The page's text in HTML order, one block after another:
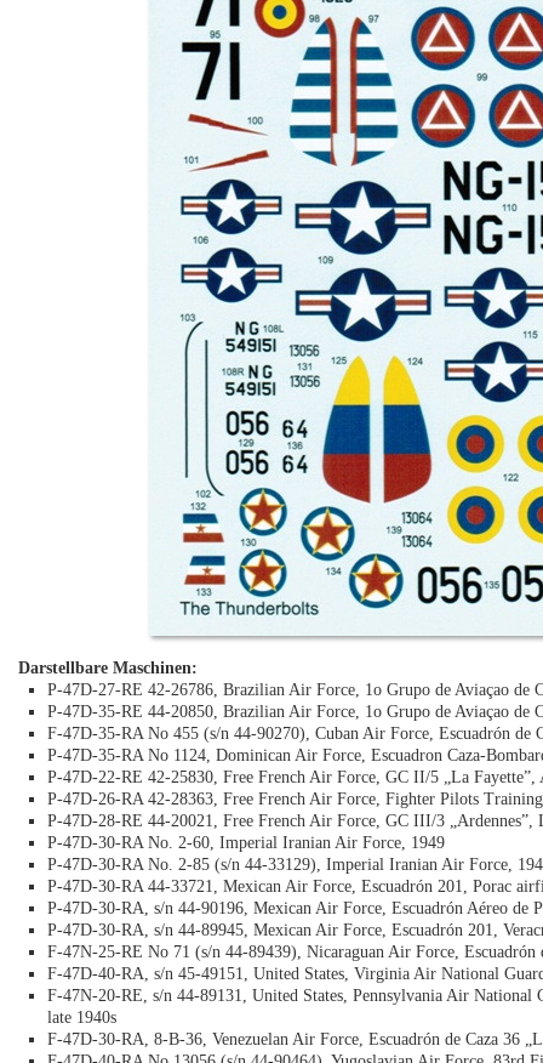
Darstellbare Maschinen:
P-47D-27-RE 42-26786, Brazilian Air Force, 1o Grupo de Aviaçao de
P-47D-35-RE 44-20850, Brazilian Air Force, 1o Grupo de Aviaçao de
F-47D-35-RA No 455 (s/n 44-90270), Cuban Air Force, Escuadrón de
P-47D-35-RA No 1124, Dominican Air Force, Escuadron Caza-
P-47D-22-RE 42-25830, Free French Air Force, GC II/5 „La
P-47D-26-RA 42-28363, Free French Air Force, Fighter Pilots
P-47D-28-RE 44-20021, Free French Air Force, GC III/3
P-47D-30-RA No. 2-60, Imperial Iranian Air Force, 1949
P-47D-30-RA No. 2-85 (s/n 44-33129), Imperial Iranian Air Force,
P-47D-30-RA 44-33721, Mexican Air Force, Escuadrón 201, Porac
P-47D-30-RA, s/n 44-90196, Mexican Air Force, Escuadrón Aéreo de
P-47D-30-RA, s/n 44-89945, Mexican Air Force, Escuadrón 201,
F-47N-25-RE No 71 (s/n 44-89439), Nicaraguan Air Force, Escuadrón
F-47D-40-RA, s/n 45-49151, United States, Virginia Air National
F-47N-20-RE, s/n 44-89131, United States, Pennsylvania Air
late 1940s
F-47D-30-RA, 8-B-36, Venezuelan Air Force, Escuadrón de Caza 36